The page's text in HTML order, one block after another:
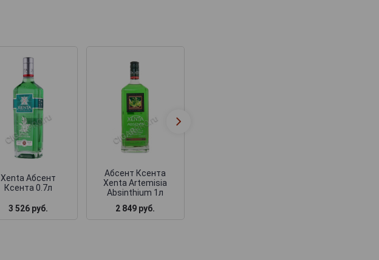
Xenta Абсент
Ксента 0.7л
3 526 руб.
Абсент Ксента
Xenta Artemisia
Absinthium 1л
2 849 руб.